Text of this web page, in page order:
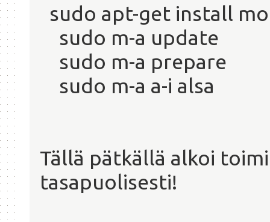
sudo apt-get install
sudo m-a update
sudo m-a prepare
sudo m-a a-i alsa
Tällä pätkällä alkoi
tasapuolisesti!